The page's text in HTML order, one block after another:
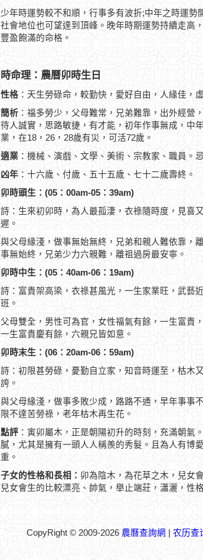
少年時運勢較不和順，行事多有波折;中年之時運
社會地位也可望達到頂峰。晚年時期運勢持續走高
豐盈飽滿的命格。
時命理：農曆卯時生日
性格 ：天生勞碌命，較勤快，愛好自由，人緣佳，
簡析 ：福多勞少，父母難常，兄弟難靠，出外經營
待人誠實，思路敏捷，有才能，初年作事無成，中
業，在18，26，28歲有災，可活72歲。
適業 ：機械、演戲、文學、美術、宗教家、職員。
凶年 ：十六歲、付歲、五十五歲、七十二歲壽終。
卯時頭生：(05：00am-05：39am)
詩：生來初卯時，為人最孤淒，衣祿隨時度，見喜
遲。
與父母緣淺，做事無始無終，兄弟和親人難依靠，
事無始終，兄弟少力六親難，離祖過房最安寧。
卯時中生：(05：40am-06：19am)
詩：富貴架高梁，衣祿甚風光，一生家業旺，武藝
班。
父母雙全，男性可為官，女性福氣有餘，一生富貴
一生富貴慶有餘，六親兄皆如意。
卯時末生：(06：20am-06：59am)
詩：初限甚勞碌，憂勤自立家，知音時運至，枯木
誇。
與父母緣淺，做事多敗少成，路路不通，早年事事
限不達苦勞祿，老年枯木再生花。
點評 ：寅卯屬木，正是朝陽初升的時刻，充滿朝氣
膩，尤其是擁有一頭人人稱羨的秀髮。且為人有博
重。
子女的性格和長相： 卯為陰木，為花草之木，兒女
兒女會生的比較漂亮、帥氣，舉止端莊，瀟灑，性
CopyRight © 2009-2026 農曆查詢網 农历查